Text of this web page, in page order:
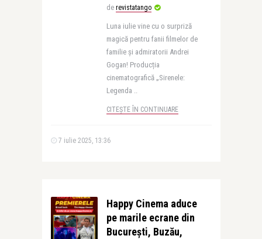
de revistatango
Luna iulie vine cu o surpriză
magică pentru fanii filmelor de
familie și admiratorii Andrei
Gogan! Producția
cinematografică „Sirenele:
Legenda ..
CITEȘTE ÎN CONTINUARE
7 iulie 2025, 13:36
Happy Cinema aduce
pe marile ecrane din
București, Buzău,